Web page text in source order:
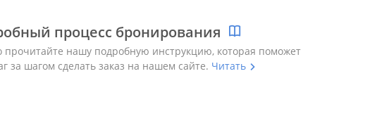
процесс бронирования
прочитайте нашу подробную инструкцию, которая поможет
за шагом сделать заказ на нашем сайте. Читать